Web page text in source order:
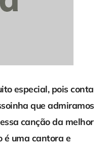
especial, pois conta
que admiramos
canção da melhor
é uma cantora e